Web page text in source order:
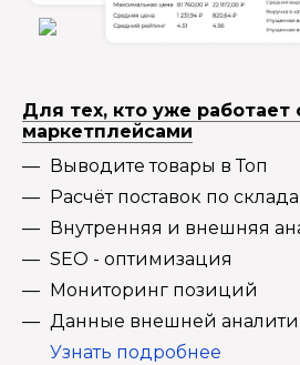
Для тех, кто уже работает
маркетплейсами
Выводите товары в Топ
Расчёт поставок по
Внутренняя и внешняя
SEO - оптимизация
Мониторинг позиций
Данные внешней
Узнать подробнее